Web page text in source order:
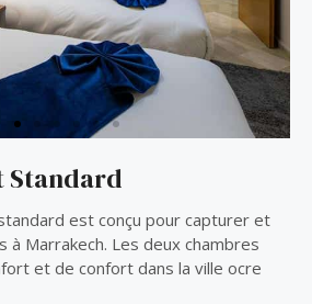
s
l
i
d
e
Standard
est conçu pour capturer et
à Marrakech. Les deux chambres
et de confort dans la ville ocre